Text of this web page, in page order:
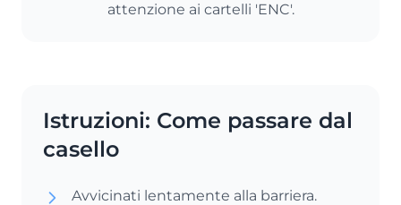
attenzione ai cartelli 'ENC'.
Istruzioni: Come passare dal
casello
Avvicinati lentamente alla barriera.